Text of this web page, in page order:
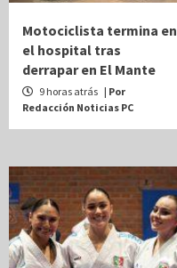
Motociclista termina en
el hospital tras
derrapar en El Mante
9 horas atrás | Por
Redacción Noticias PC